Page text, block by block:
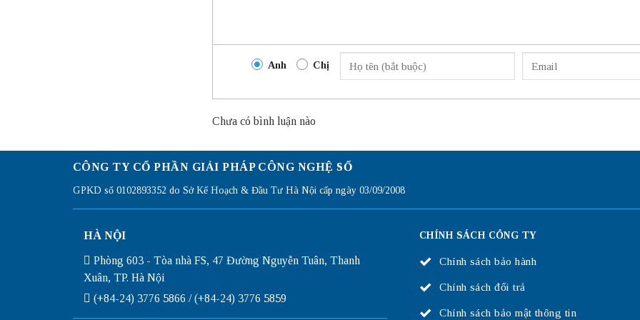
Anh Chị
Chưa có bình luận nào
CÔNG TY CỔ PHẦN GIẢI PHÁP CÔNG NGHỆ SỐ
GPKD số 0102893352 do Sở Kế Hoạch & Đầu Tư Hà Nội cấp ngày 03/09/2008
HÀ NỘI
Phòng 603 - Tòa nhà FS, 47 Đường Nguyễn Tuân, Thanh
Xuân, TP. Hà Nội
(+84-24) 3776 5866 / (+84-24) 3776 5859
CHÍNH SÁCH CÔNG TY
Chính sách bảo hành
Chính sách đổi trả
Chính sách bảo mật thông tin